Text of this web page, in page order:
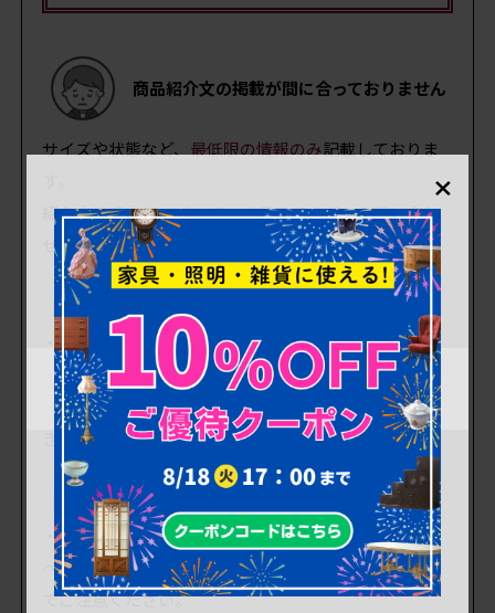
商品紹介文の掲載が間に合っておりません
サイズや状態など、最低限の情報のみ記載しておりま
紹介文は順次アップしていく予定ですが、お問い合わ
せいただければ優先して対応いたします。
【状態について】
・扉はスムーズに動きます。
・引き出しはスムーズに動きます。
・使用感も少なく、中古品としてはとても状態の良い
きれいなお品です。
【予めご了承ください】
・商品画像に写っている台車、平台、スツール等はす
べて撮影用の備品です。販売商品には含まれませんの
でご注意ください。
×